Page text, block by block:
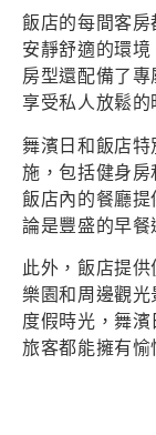
飯店的每間客
安靜舒適的環
房型還配備了
享受私人放鬆的
舞濱日和飯店
施，包括健身房
飯店內的餐廳
論是豐盛的早餐
此外，飯店提
樂園和周邊觀
度假時光，舞
旅客都能擁有愉